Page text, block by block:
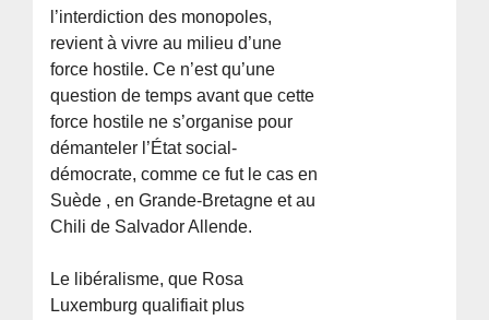
l’interdiction des monopoles,
revient à vivre au milieu d’une
force hostile. Ce n’est qu’une
question de temps avant que cette
force hostile ne s’organise pour
démanteler l’État social-
démocrate, comme ce fut le cas en
Suède , en Grande-Bretagne et au
Chili de Salvador Allende.
Le libéralisme, que Rosa
Luxemburg qualifiait plus